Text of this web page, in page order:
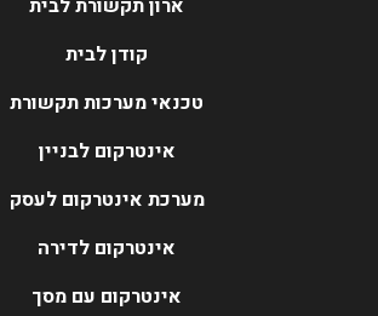
ארון תקשורת לבית
קודן לבית
טכנאי מערכות תקשורת
אינטרקום לבניין
מערכת אינטרקום לעסק
אינטרקום לדירה
אינטרקום עם מסך